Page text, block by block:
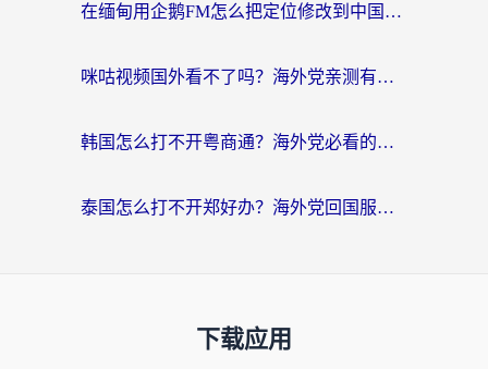
在缅甸用企鹅FM怎么把定位修改到中国国内？海外党解决地域限制的实用指南
咪咕视频国外看不了吗？海外党亲测有效的回国加速解决方案
韩国怎么打不开粤商通？海外党必看的回国加速器选择指南（附加拿大农行俄罗斯有缘网解决方案）
泰国怎么打不开郑好办？海外党回国服务+影音追剧全搞定的实用指南
下载应用